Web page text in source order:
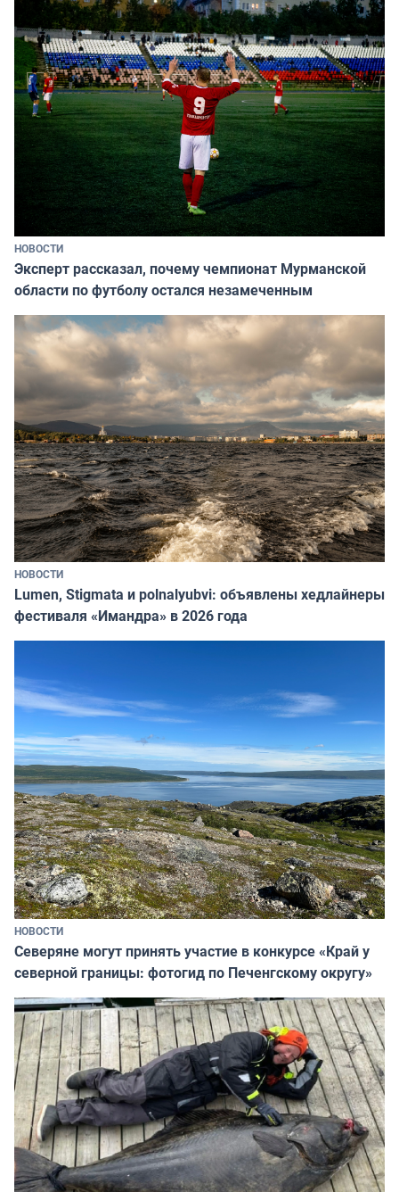
НОВОСТИ
Эксперт рассказал, почему чемпионат Мурманской
области по футболу остался незамеченным
НОВОСТИ
Lumen, Stigmata и polnalyubvi: объявлены хедлайнеры
фестиваля «Имандра» в 2026 года
НОВОСТИ
Северяне могут принять участие в конкурсе «Край у
северной границы: фотогид по Печенгскому округу»